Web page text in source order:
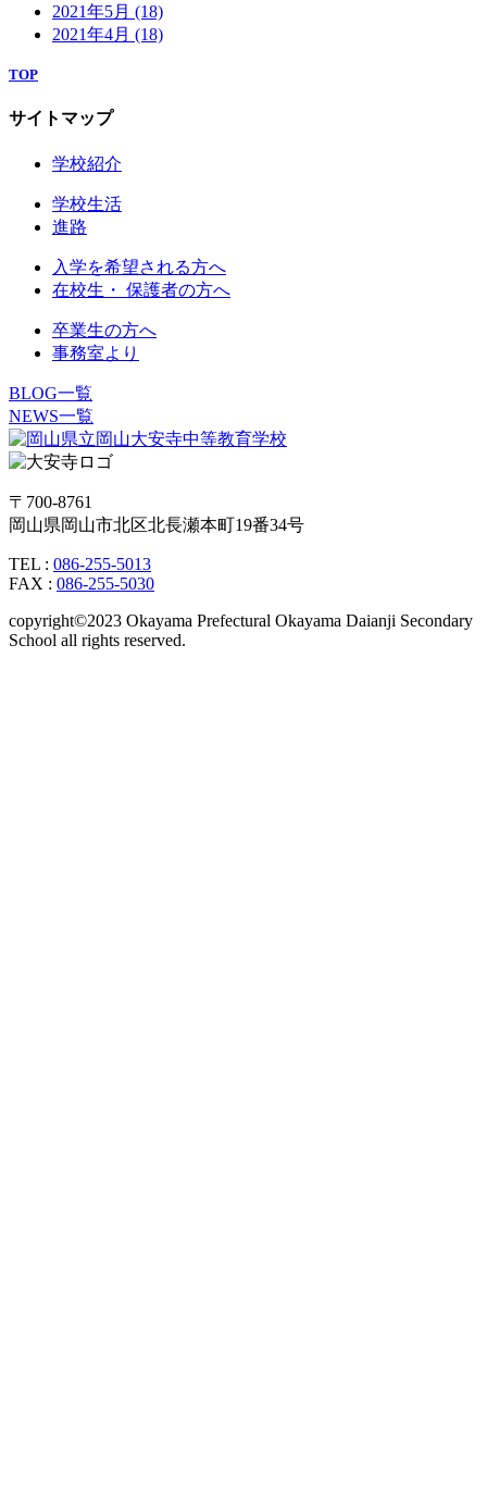
2021年5月 (18)
2021年4月 (18)
TOP
サイトマップ
学校紹介
学校生活
進路
入学を希望される方へ
在校生・ 保護者の方へ
卒業生の方へ
事務室より
BLOG一覧
NEWS一覧
〒700-8761
岡山県岡山市北区北長瀬本町19番34号
TEL : 086-255-5013
FAX : 086-255-5030
copyright©2023 Okayama Prefectural Okayama Daianji Secondary
School all rights reserved.